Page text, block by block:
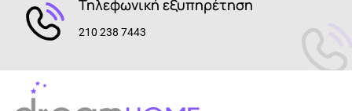
Τηλεφωνική εξυπηρέτηση
210 238 7443